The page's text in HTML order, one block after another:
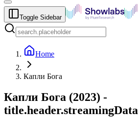
Toggle Sidebar
Home
Капли Бога
Капли Бога (2023) -
title.header.streamingData